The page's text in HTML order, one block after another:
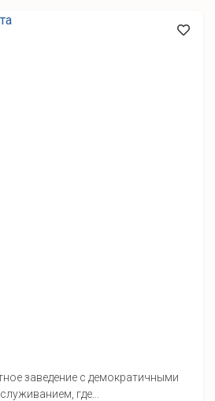
заведение с демократичными
где...